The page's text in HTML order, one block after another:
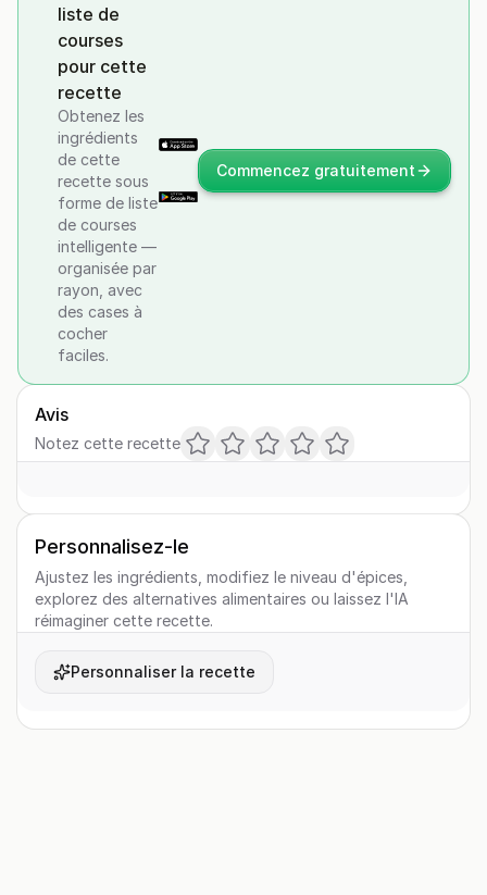
liste de
courses
pour cette
recette
Obtenez les
ingrédients
de cette
recette sous
forme de liste
de courses
intelligente —
organisée par
rayon, avec
des cases à
cocher
faciles.
Commencez gratuitement
Avis
Notez cette recette
Personnalisez-le
Ajustez les ingrédients, modifiez le niveau d'épices,
explorez des alternatives alimentaires ou laissez l'IA
réimaginer cette recette.
Personnaliser la recette